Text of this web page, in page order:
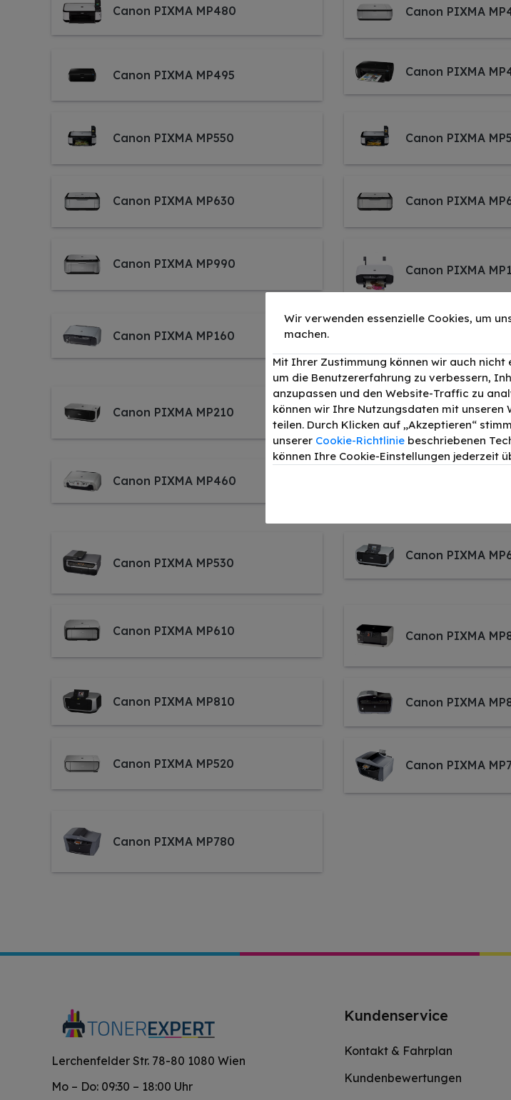
Canon PIXMA MP480 Canon PIXMA
Canon PIXMA MP495 Canon PIXMA
Canon PIXMA MP550 Canon PIXMA
Canon PIXMA MP630 Canon PIXMA
Canon PIXMA MP990 Canon PIXMA
Canon PIXMA MP160
Canon PIXMA MP210 Canon PIXMA
Canon PIXMA MP460 Canon PIXMA
Canon PIXMA MP530
Canon PIXMA
Canon PIXMA MP610 Canon PIXMA
Canon PIXMA MP810 Canon PIXMA
Canon PIXMA MP520 Canon PIXMA
Canon PIXMA MP780
Lerchenfelder Str. 78-80 1080 Wien
Mo – Do: 09:30 – 18:00 Uhr
Kundenservice
Kontakt & Fahrplan
Kundenbewertungen
Wir verwenden essenzielle Cookies, um
machen.
Mit Ihrer Zustimmung können wir auch nicht
um die Benutzererfahrung zu verbessern,
anzupassen und den Website-Traffic zu
können wir Ihre Nutzungsdaten mit unseren
teilen. Durch Klicken auf „Akzeptieren“
unserer Cookie-Richtlinie beschriebenen
können Ihre Cookie-Einstellungen jederzeit